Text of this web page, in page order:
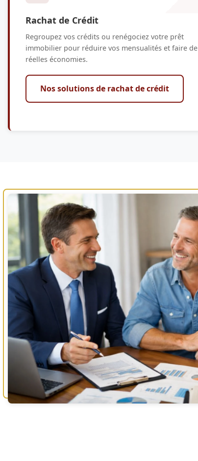
Rachat de Crédit
Regroupez vos crédits ou renégociez votre prêt
immobilier pour réduire vos mensualités et faire de
réelles économies.
Nos solutions de rachat de crédit